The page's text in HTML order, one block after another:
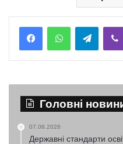
Головні
07.08.2026
Державні стандарти